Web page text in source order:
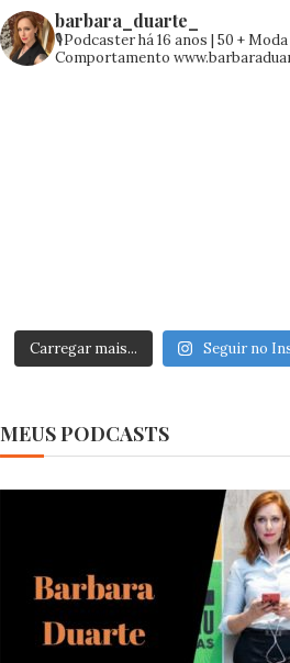
barbara_duarte_
🎙️Podcaster há 16 anos | 50 +Moda
Comportamento
Carregar mais... Seguir no
MEUS PODCASTS